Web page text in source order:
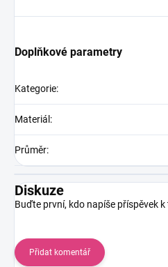
Doplňkové parametry
Kategorie:
Materiál :
Průměr:
Diskuze
Buďte první, kdo napíše příspěvek
Přidat komentář